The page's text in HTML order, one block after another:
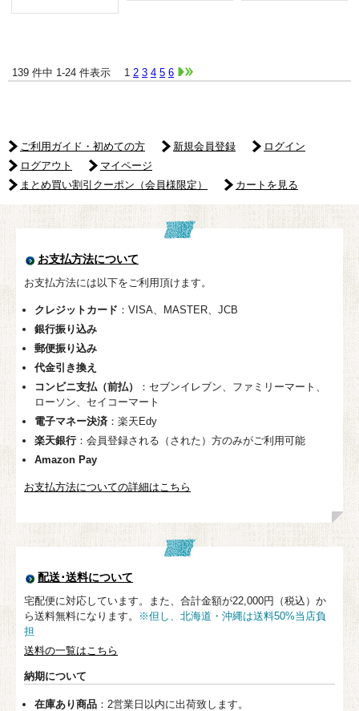
139 件中 1-24 件表示 1 2 3 4 5 6
ご利用ガイド・初めての方 新規会員登録
ログイン
ログアウト
マイページ
まとめ買い割引クーポン（会員様限定）
カートを見る
お支払方法について
お支払方法には以下をご利用頂けます。
クレジットカード ：VISA、MASTER、JCB
銀行振り込み
郵便振り込み
代金引き換え
コンビニ支払（前払）
：セブンイレブン、ファミリーマート、
ローソン、セイコーマート
電子マネー決済：楽天Edy
楽天銀行：会員登録される（された）方のみがご利用可能
Amazon Pay
お支払方法についての詳細はこちら
配送･送料について
宅配便に対応しています。また、合計金額が22,000円（税込）か
ら送料無料になります。
※但し、北海道・沖縄は送料50%当店負
担
送料の一覧はこちら
納期について
在庫あり商品：2営業日以内に出荷致します。